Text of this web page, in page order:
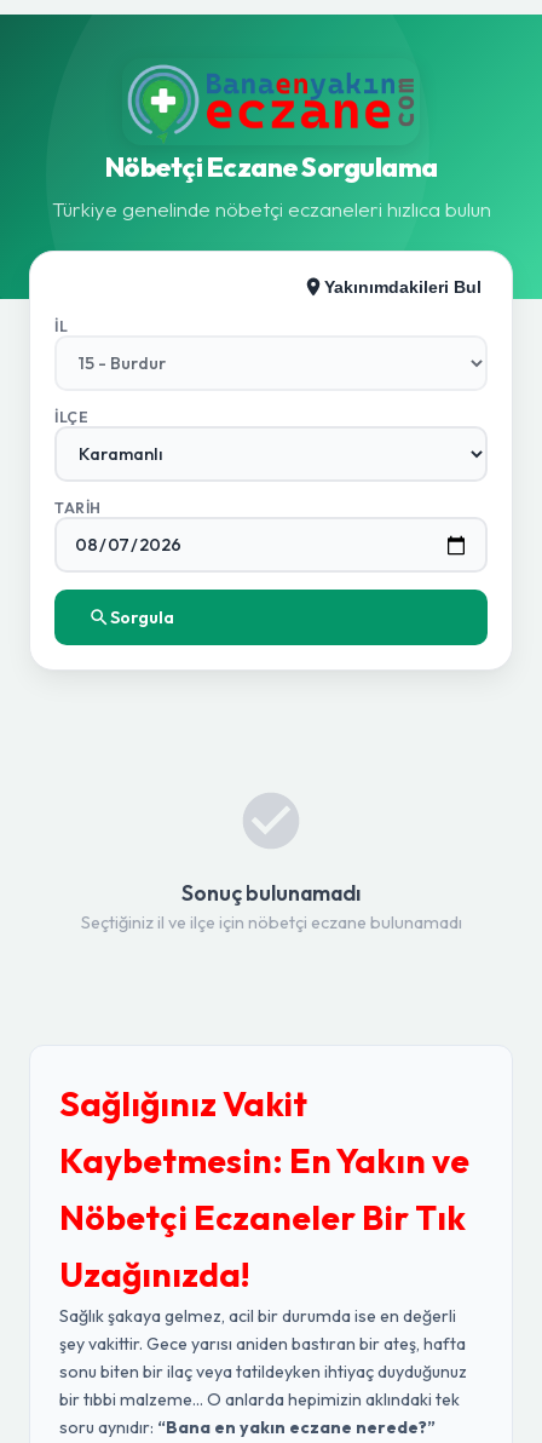
Nöbetçi Eczane Sorgulama
Türkiye genelinde nöbetçi eczaneleri hızlıca bulun
Yakınımdakileri Bul
İL
İLÇE
TARIH
Sorgula
Sonuç bulunamadı
Seçtiğiniz il ve ilçe için nöbetçi eczane bulunamadı
Sağlığınız Vakit
Kaybetmesin: En Yakın ve
Nöbetçi Eczaneler Bir Tık
Uzağınızda!
Sağlık şakaya gelmez, acil bir durumda ise en değerli
şey vakittir. Gece yarısı aniden bastıran bir ateş, hafta
sonu biten bir ilaç veya tatildeyken ihtiyaç duyduğunuz
bir tıbbi malzeme... O anlarda hepimizin aklındaki tek
soru aynıdır: “Bana en yakın eczane nerede?”